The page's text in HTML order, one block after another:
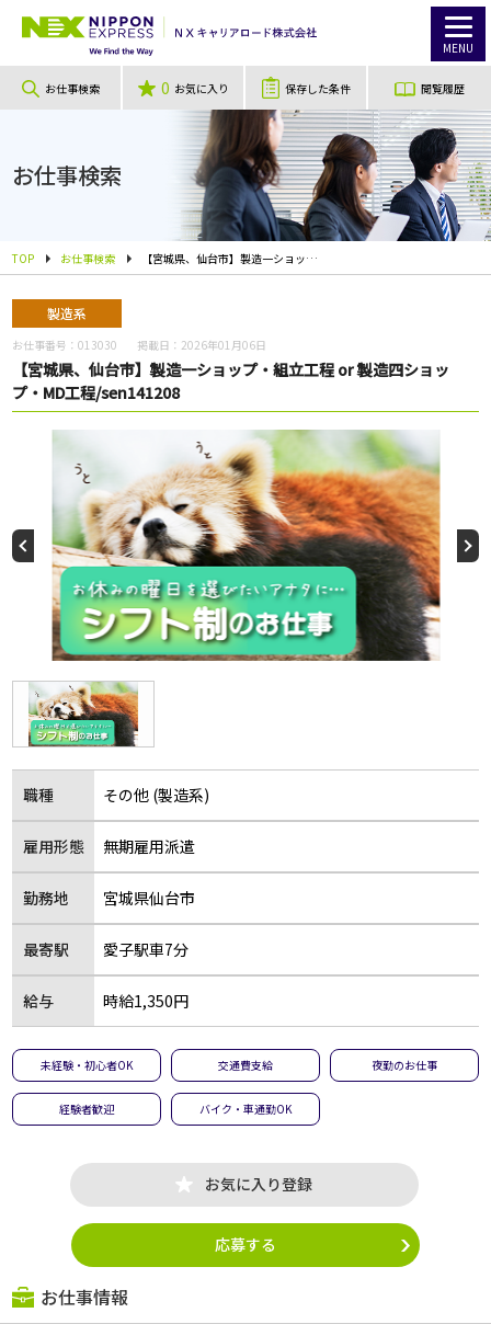
MENU
お仕事検索 0 お気に入り 保存した条件 閲覧履歴
お仕事検索
TOP お仕事検索 【宮城県、仙台市】製造一ショップ・組立工程 or 製造四ショップ・MD工程/sen141208
製造系
お仕事番号：013030 掲載日： 2026年01月06日
【宮城県、仙台市】製造一ショップ・組立工程 or 製造四ショッ
プ・MD工程/sen141208
職種 その他 (製造系)
雇用形態 無期雇用派遣
勤務地 宮城県仙台市
最寄駅 愛子駅車7分
給与 時給1,350円
未経験・初心者OK 交通費支給 夜勤のお仕事
経験者歓迎 バイク・車通勤OK
お気に入り登録
応募する
お仕事情報